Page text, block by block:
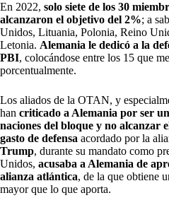
En 2022, solo siete de los 30
alcanzaron el objetivo del 2%; a
Unidos, Lituania, Polonia, Reino
Letonia. Alemania le dedicó a la
PBI, colocándose entre los 15 que
porcentualmente.
Los aliados de la OTAN, y
han criticado a Alemania por ser
naciones del bloque y no alcanzar
gasto de defensa acordado por la
Trump, durante su mandato como
Unidos, acusaba a Alemania de
alianza atlántica, de la que obtiene
mayor que lo que aporta.